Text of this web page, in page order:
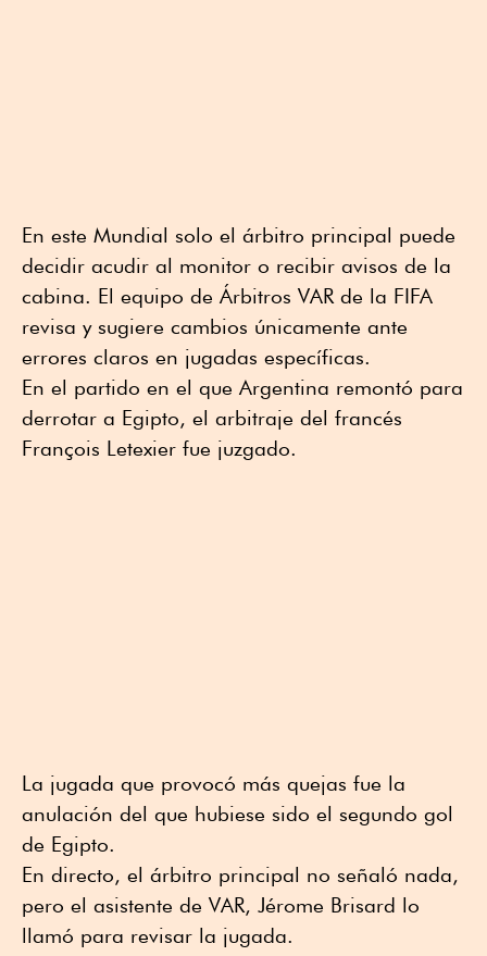
En este Mundial solo el árbitro principal puede
decidir acudir al monitor o recibir avisos de la
cabina. El equipo de Árbitros VAR de la FIFA
revisa y sugiere cambios únicamente ante
errores claros en jugadas específicas.
En el partido en el que Argentina remontó para
derrotar a Egipto, el arbitraje del francés
François Letexier fue juzgado.
La jugada que provocó más quejas fue la
anulación del que hubiese sido el segundo gol
de Egipto.
En directo, el árbitro principal no señaló nada,
pero el asistente de VAR, Jérome Brisard lo
llamó para revisar la jugada.